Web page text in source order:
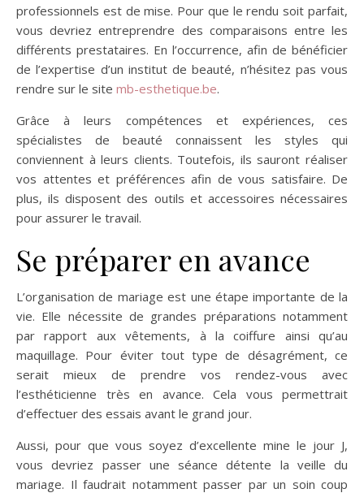
professionnels est de mise. Pour que le rendu soit parfait,
vous devriez entreprendre des comparaisons entre les
différents prestataires. En l’occurrence, afin de bénéficier
de l’expertise d’un institut de beauté, n’hésitez pas vous
rendre sur le site mb-esthetique.be.
Grâce à leurs compétences et expériences, ces
spécialistes de beauté connaissent les styles qui
conviennent à leurs clients. Toutefois, ils sauront réaliser
vos attentes et préférences afin de vous satisfaire. De
plus, ils disposent des outils et accessoires nécessaires
pour assurer le travail.
Se préparer en avance
L’organisation de mariage est une étape importante de la
vie. Elle nécessite de grandes préparations notamment
par rapport aux vêtements, à la coiffure ainsi qu’au
maquillage. Pour éviter tout type de désagrément, ce
serait mieux de prendre vos rendez-vous avec
l’esthéticienne très en avance. Cela vous permettrait
d’effectuer des essais avant le grand jour.
Aussi, pour que vous soyez d’excellente mine le jour J,
vous devriez passer une séance détente la veille du
mariage. Il faudrait notamment passer par un soin coup